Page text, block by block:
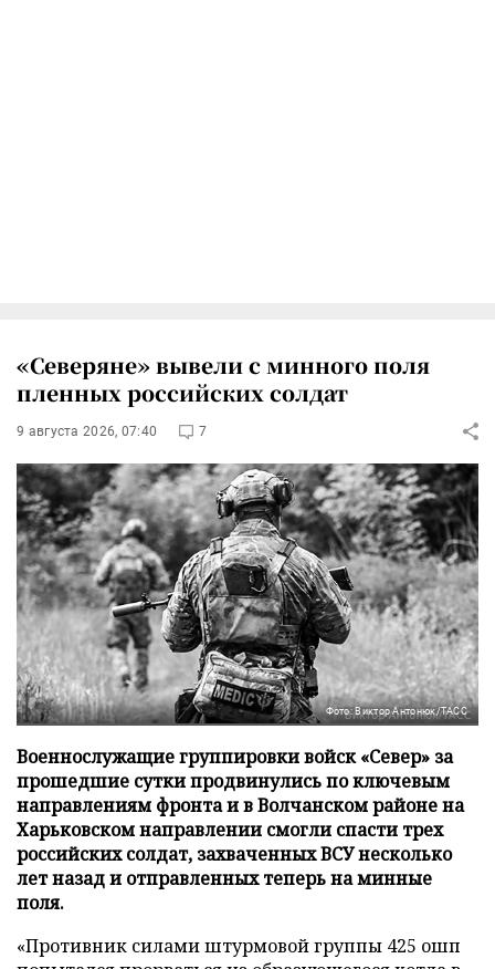
«Северяне» вывели с минного поля
пленных российских солдат
9 августа 2026, 07:40 7
Фото: Виктор Антонюк/ТАСС
Военнослужащие группировки войск «Север» за
прошедшие сутки продвинулись по ключевым
направлениям фронта и в Волчанском районе на
Харьковском направлении смогли спасти трех
российских солдат, захваченных ВСУ несколько
лет назад и отправленных теперь на минные
поля.
«Противник силами штурмовой группы 425 ошп